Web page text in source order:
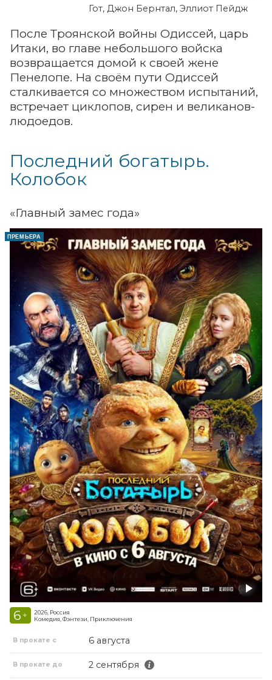
Гот, Джон Бернтал, Эллиот Пейдж
После Троянской войны Одиссей, царь
Итаки, во главе небольшого войска
возвращается домой к своей жене
Пенелопе. На своём пути Одиссей
сталкивается со множеством испытаний,
встречает циклопов, сирен и великанов-
людоедов.
Последний богатырь.
Колобок
«Главный замес года»
ПРЕМЬЕРА
6 +
2026, Россия
Комедия, Фэнтези, Приключения
В прокате с 6 августа
В прокате до 2 сентября